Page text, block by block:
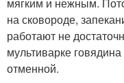
мягким и нежным.
на сковороде,
работают не
мультиварке
отменной.